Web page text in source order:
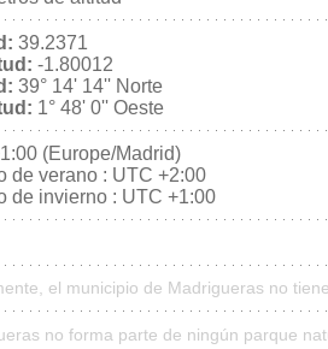
39.2371
-1.80012
39° 14' 14'' Norte
1° 48' 0'' Oeste
(Europe/Madrid)
de verano : UTC +2:00
de invierno : UTC +1:00
el municipio de Madrigueras no
no forma parte de ningún parque